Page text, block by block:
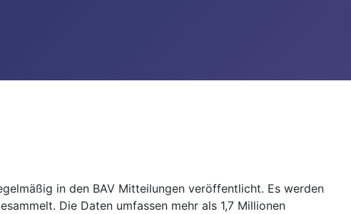
in den BAV Mitteilungen veröffentlicht. Es werden
Die Daten umfassen mehr als 1,7 Millionen